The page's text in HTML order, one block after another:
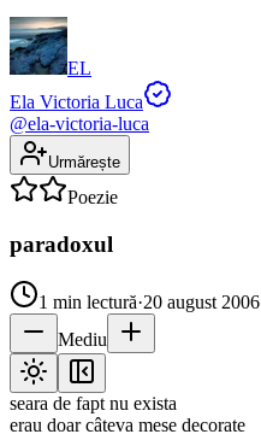
EL
Ela Victoria Luca
@ela-victoria-luca
Urmărește
Poezie
paradoxul
1 min lectură·20 august 2006
Mediu
seara de fapt nu exista
erau doar câteva mese decorate